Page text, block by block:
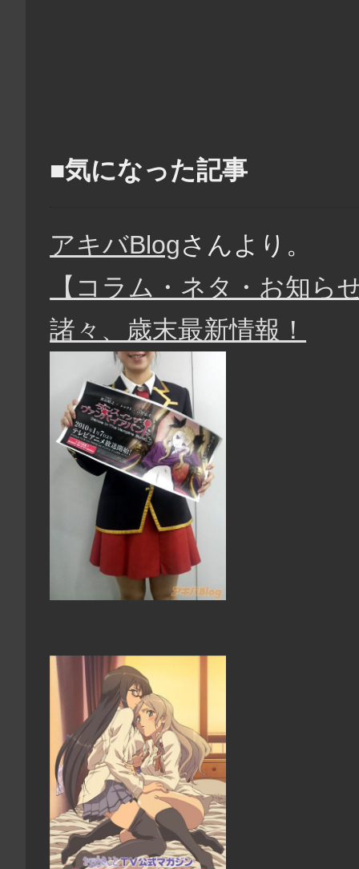
■気になった記事
アキバBlogさんより。
【コラム・ネタ・お知
諸々、歳末最新情報！